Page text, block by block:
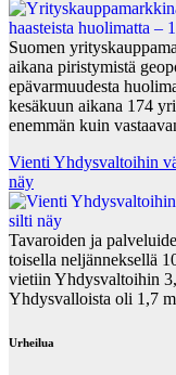
Suomen
aikana piristymistä
epävarmuudesta
kesäkuun aikana 174
enemmän kuin
Vienti Yhdysvaltoihin
näy
Tavaroiden ja
toisella neljänneksellä
vietiin Yhdysvaltoihin
Yhdysvalloista oli 1,7
Urheilua